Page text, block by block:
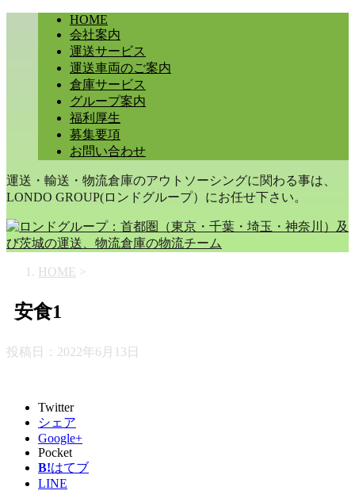
HOME
会社案内
運送サービス
運送車両のご案内
倉庫サービス
グループ案内
福利厚生
募集要項
お問い合わせ
運送・輸送・物流倉庫のアウトソーシングに関わる事は、
LONDO GROUP(ロンドグループ）にお任せ下さい。
HOME >
安食1
投稿日： 2022年6月13日
Twitter
シェア
Google+
Pocket
B!はてブ
LINE